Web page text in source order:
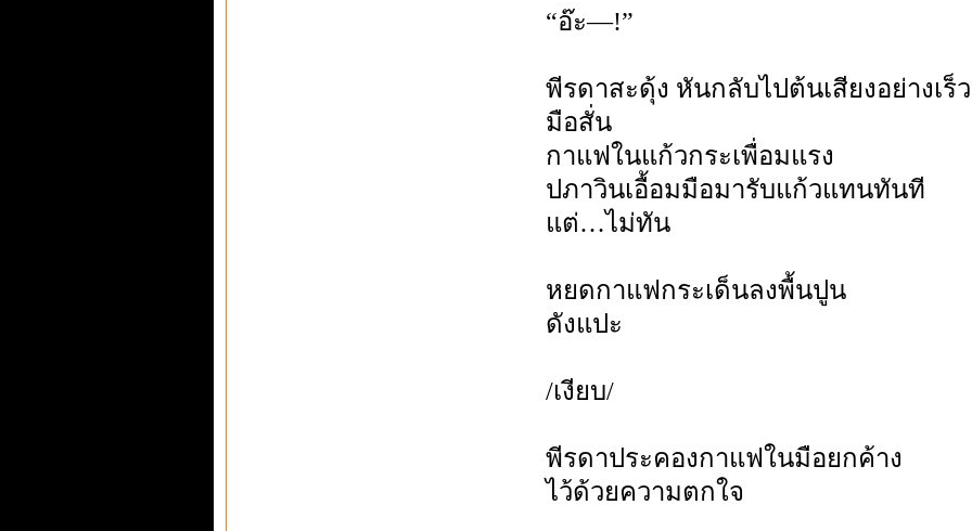
“อ๊ะ—!”
พีรดาสะดุ้ง หันกลับไปต้นเสียงอย่างเร็ว
มือสั่น
กาแฟในแก้วกระเพื่อมแรง
ปภาวินเอื้อมมือมารับแก้วแทนทันที
แต่…ไม่ทัน
หยดกาแฟกระเด็นลงพื้นปูน
ดังแปะ
/เงียบ/
พีรดาประคองกาแฟในมือยกค้าง
ไว้ด้วยความตกใจ